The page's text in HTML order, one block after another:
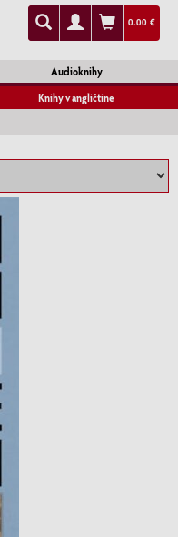
0.00 €
Audioknihy
Knihy v angličtine